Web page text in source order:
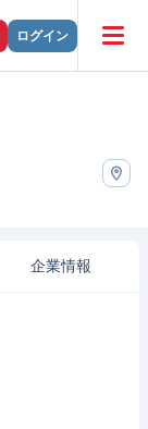
ログイン
企業情報